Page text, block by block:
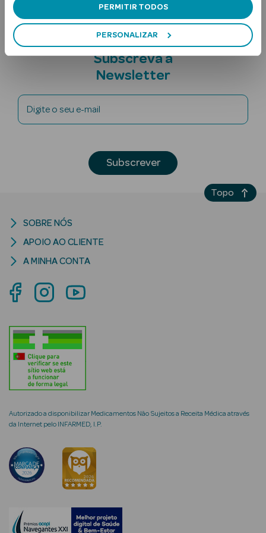
PERMITIR TODOS
PERSONALIZAR
Ver Tudo
Solares
Solares Bebé e
Criança
Rosto e
Ver Tudo
Cosmética
Hidratantes
Séruns Faciais
Creme de Olhos
envelhecimento
Subscreva a
Newsletter
Digite o seu e-mail
Subscrever
Autorizado a disponibilizar Medicamentos Não Sujeitos a Receita Médica através
da Internet pelo INFARMED, I.P.
SOBRE NÓS
APOIO AO CLIENTE
A MINHA CONTA
Topo